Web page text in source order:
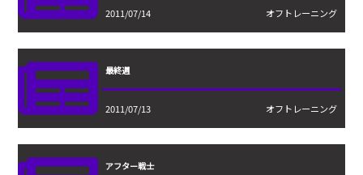
2011/07/14 オフトレーニング
最終週
2011/07/13 オフトレーニング
アフター戦士